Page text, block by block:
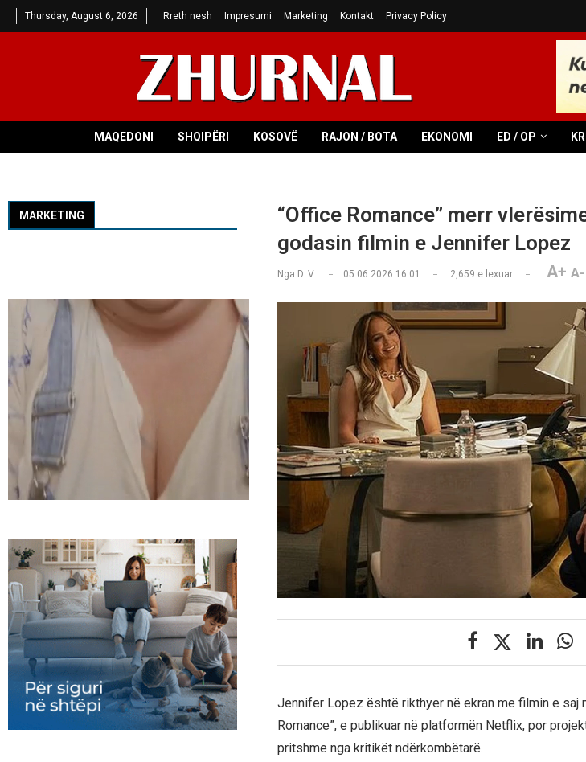
Thursday, August 6, 2026 Rreth nesh Impresumi Marketing Kontakt Privacy Policy
MAQEDONI SHQIPËRI KOSOVË RAJON / BOTA EKONOMI ED / OP
“Office Romance” merr
godasin filmin e Jennifer Lopez
Nga D. V. 05.06.2026 16:01 2,659 e lexuar A+ A-
Jennifer Lopez është rikthyer në ekran me filmin e saj
Romance”, e publikuar në platformën Netflix, por
pritshme nga kritikët ndërkombëtarë.
MARKETING